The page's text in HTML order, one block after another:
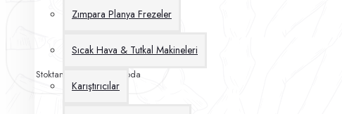
Zımpara Planya Frezeler
Sıcak Hava & Tutkal Makineleri
Karıştırıcılar
Stoktan Aynı Gün Kargoda